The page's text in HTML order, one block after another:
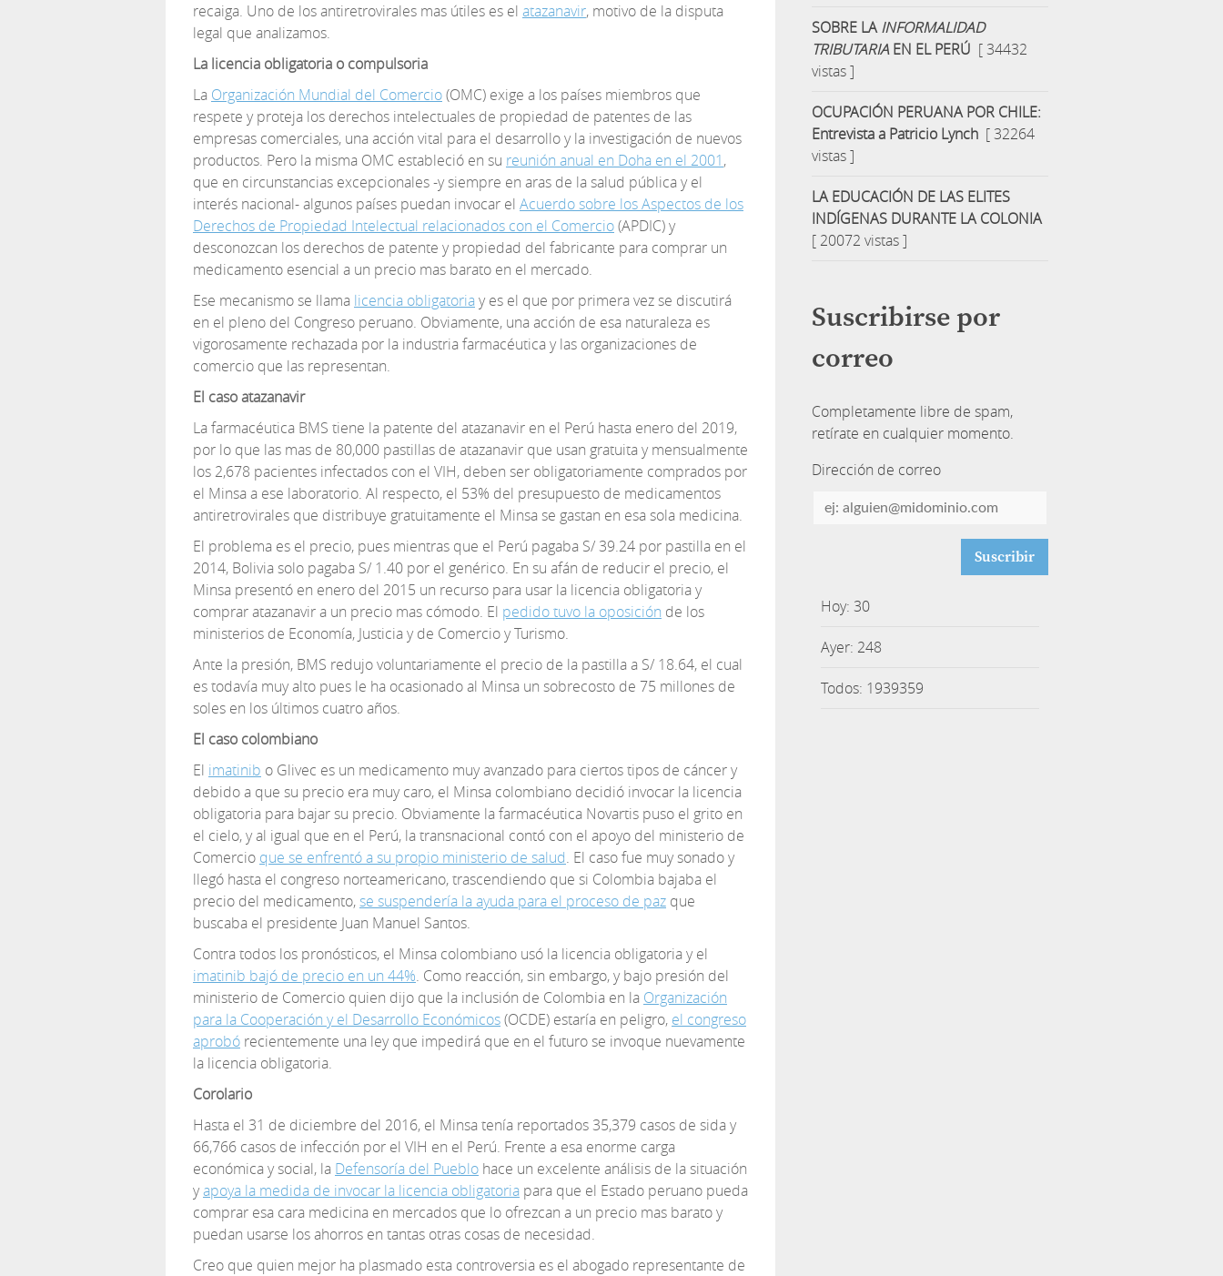
recaiga. Uno de los antiretrovirales mas útiles es el atazanavir, motivo de la disputa
legal que analizamos.
La licencia obligatoria o compulsoria
La Organización Mundial del Comercio(OMC) exige a los países miembros que
respete y proteja los derechos intelectuales de propiedad de patentes de las
empresas comerciales, una acción vital para el desarrollo y la investigación de nuevos
productos. Pero la misma OMC estableció en su reunión anual en Doha en el 2001,
que en circunstancias excepcionales -y siempre en aras de la salud pública y el
interés nacional- algunos países puedan invocar el Acuerdo sobre los Aspectos de los
Derechos de Propiedad Intelectual relacionados con el Comercio(APDIC) y
desconozcan los derechos de patente y propiedad del fabricante para comprar un
medicamento esencial a un precio mas barato en el mercado.
Ese mecanismo se llama licencia obligatoriay es el que por primera vez se discutirá
en el pleno del Congreso peruano. Obviamente, una acción de esa naturaleza es
vigorosamente rechazada por la industria farmacéutica y las organizaciones de
comercio que las representan.
El caso atazanavir
La farmacéutica BMS tiene la patente del atazanavir en el Perú hasta enero del 2019,
por lo que las mas de 80,000 pastillas de atazanavir que usan gratuita y mensualmente
los 2,678 pacientes infectados con el VIH, deben ser obligatoriamente comprados por
el Minsa a ese laboratorio. Al respecto, el 53% del presupuesto de medicamentos
antiretrovirales que distribuye gratuitamente el Minsa se gastan en esa sola medicina.
El problema es el precio, pues mientras que el Perú pagaba S/ 39.24 por pastilla en el
2014, Bolivia solo pagaba S/ 1.40 por el genérico. En su afán de reducir el precio, el
Minsa presentó en enero del 2015 un recurso para usar la licencia obligatoria y
comprar atazanavir a un precio mas cómodo. El pedido tuvo la oposición de los
ministerios de Economía, Justicia y de Comercio y Turismo.
Ante la presión, BMS redujo voluntariamente el precio de la pastilla a S/ 18.64, el cual
es todavía muy alto pues le ha ocasionado al Minsa un sobrecosto de 75 millones de
soles en los últimos cuatro años.
El caso colombiano
El imatinib o Glivec es un medicamento muy avanzado para ciertos tipos de cáncer y
debido a que su precio era muy caro, el Minsa colombiano decidió invocar la licencia
obligatoria para bajar su precio. Obviamente la farmacéutica Novartis puso el grito en
el cielo, y al igual que en el Perú, la transnacional contó con el apoyo del ministerio de
Comercio que se enfrentó a su propio ministerio de salud. El caso fue muy sonado y
llegó hasta el congreso norteamericano, trascendiendo que si Colombia bajaba el
precio del medicamento,se suspendería la ayuda para el proceso de paz que
buscaba el presidente Juan Manuel Santos.
Contra todos los pronósticos, el Minsa colombiano usó la licencia obligatoria y el
imatinib bajó de precio en un 44%. Como reacción, sin embargo, y bajo presión del
ministerio de Comercio quien dijo que la inclusión de Colombia en la Organización
para la Cooperación y el Desarrollo Económicos(OCDE) estaría en peligro, el congreso
aprobó recientemente una ley que impedirá que en el futuro se invoque nuevamente
la licencia obligatoria.
Corolario
Hasta el 31 de diciembre del 2016, el Minsa tenía reportados 35,379 casos de sida y
66,766 casos de infección por el VIH en el Perú. Frente a esa enorme carga
económica y social, la Defensoría del Pueblo hace un excelente análisis de la situación
yapoya la medida de invocar la licencia obligatoria para que el Estado peruano pueda
comprar esa cara medicina en mercados que lo ofrezcan a un precio mas barato y
puedan usarse los ahorros en tantas otras cosas de necesidad.
Creo que quien mejor ha plasmado esta controversia es el abogado representante de
SOBRE LAINFORMALIDAD
TRIBUTARIAEN EL PERÚ [ 34432
vistas ]
OCUPACIÓN PERUANA POR CHILE:
Entrevista a Patricio Lynch [ 32264
vistas ]
LA EDUCACIÓN DE LAS ELITES
INDÍGENAS DURANTE LA COLONIA
[ 20072 vistas ]
Suscribirse por
correo
Completamente libre de spam,
retírate en cualquier momento.
Dirección de correo
Dirección
Hoy: 30
Ayer: 248
Todos: 1939359